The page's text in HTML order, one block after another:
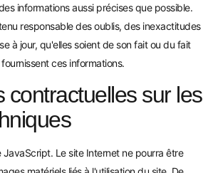
informations aussi précises que possible.
responsable des oublis, des inexactitudes
à jour, qu'elles soient de son fait ou du fait
ces informations.
contractuelles sur les
JavaScript. Le site Internet ne pourra être